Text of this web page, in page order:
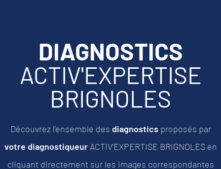
DIAGNOSTICS
ACTIV'EXPERTISE
BRIGNOLES
Découvrez l'ensemble des diagnostics proposés par
votre diagnostiqueurACTIV'EXPERTISE BRIGNOLES en
cliquant directement sur les images correspondantes